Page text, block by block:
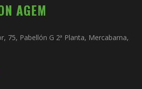
AGEM
75, Pabellón G 2ª Planta, Mercabarna,